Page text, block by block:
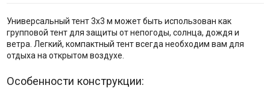
Универсальный тент 3х3 м может быть использован как
групповой тент для защиты от непогоды, солнца, дождя и
ветра. Легкий, компактный тент всегда необходим вам для
отдыха на открытом воздухе.
Особенности конструкции: